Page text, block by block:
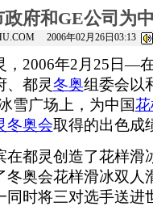
政府和GE公司为
2006年02月26日03:13
2006年2月25日—在
、都灵冬奥组委会以
雪广场上，为中国
冬奥会取得的出色成
灵创造了花样滑
冬奥会花样滑冰双人
同时将三对选手送进